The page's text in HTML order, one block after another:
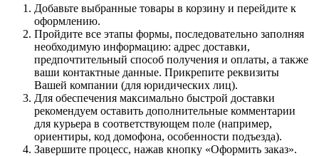
Добавьте выбранные товары в корзину и перейдите к
оформлению.
Пройдите все этапы формы, последовательно заполняя
необходимую информацию: адрес доставки,
предпочтительный способ получения и оплаты, а также
ваши контактные данные. Прикрепите реквизиты
Вашей компании (для юридических лиц).
Для обеспечения максимально быстрой доставки
рекомендуем оставить дополнительные комментарии
для курьера в соответствующем поле (например,
ориентиры, код домофона, особенности подъезда).
Завершите процесс, нажав кнопку «Оформить заказ».